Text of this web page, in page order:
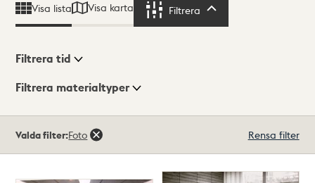
Visa lista Visa karta Filtrera
Visningsläge
Filtrera tid
Filtrera materialtyper
träffar
Valda filter:Foto Rensa filter